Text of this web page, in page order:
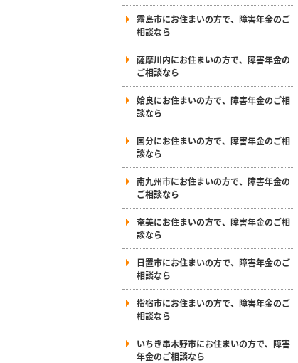
霧島市にお住まいの方で、障害年金のご
相談なら
薩摩川内にお住まいの方で、障害年金の
ご相談なら
姶良にお住まいの方で、障害年金のご相
談なら
国分にお住まいの方で、障害年金のご相
談なら
南九州市にお住まいの方で、障害年金の
ご相談なら
奄美にお住まいの方で、障害年金のご相
談なら
日置市にお住まいの方で、障害年金のご
相談なら
指宿市にお住まいの方で、障害年金のご
相談なら
いちき串木野市にお住まいの方で、障害
年金のご相談なら